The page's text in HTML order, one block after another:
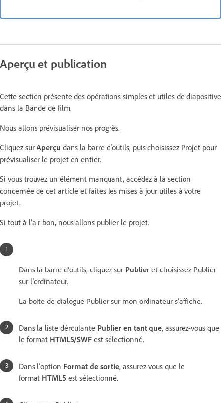
Aperçu et publication
Cette section présente des opérations simples et utiles de diapositive
dans la Bande de film.
Nous allons prévisualiser nos progrès.
Cliquez sur Aperçu dans la barre d’outils, puis choisissez Projet pour
prévisualiser le projet en entier.
Si vous trouvez un élément manquant, accédez à la section
concernée de cet article et faites les mises à jour utiles à votre
projet.
Si tout à l’air bon, nous allons publier le projet.
Dans la barre d’outils, cliquez sur Publier et choisissez Publier
sur l’ordinateur.
La boîte de dialogue Publier sur mon ordinateur s’affiche.
Dans la liste déroulante Publier en tant que, assurez-vous que
le format HTML5/SWF est sélectionné.
Dans l’option Format de sortie, assurez-vous que le
format HTML5 est sélectionné.